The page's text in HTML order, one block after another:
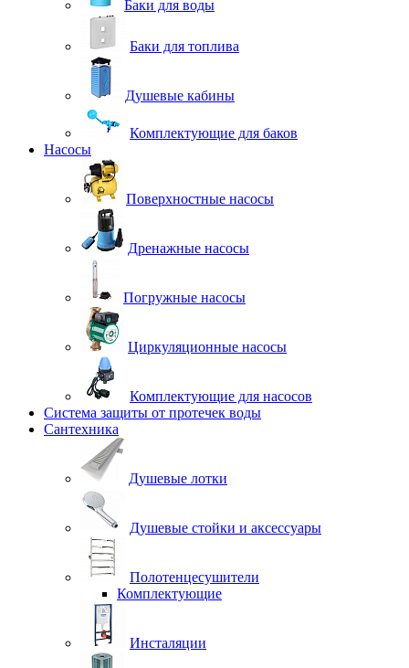
Баки для воды
Баки для топлива
Душевые кабины
Комплектующие для баков
Насосы
Поверхностные насосы
Дренажные насосы
Погружные насосы
Циркуляционные насосы
Комплектующие для насосов
Система защиты от протечек воды
Сантехника
Душевые лотки
Душевые стойки и аксессуары
Полотенцесушители
Комплектующие
Инсталяции